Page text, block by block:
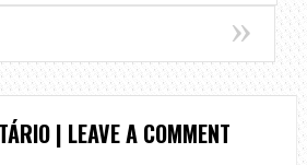
| LEAVE A COMMENT